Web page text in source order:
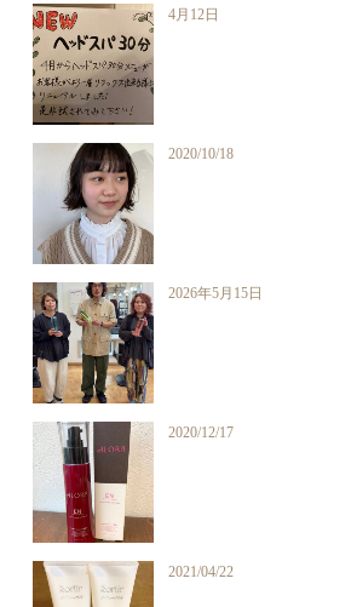
4月12日
2020/10/18
2026年5月15日
2020/12/17
2021/04/22